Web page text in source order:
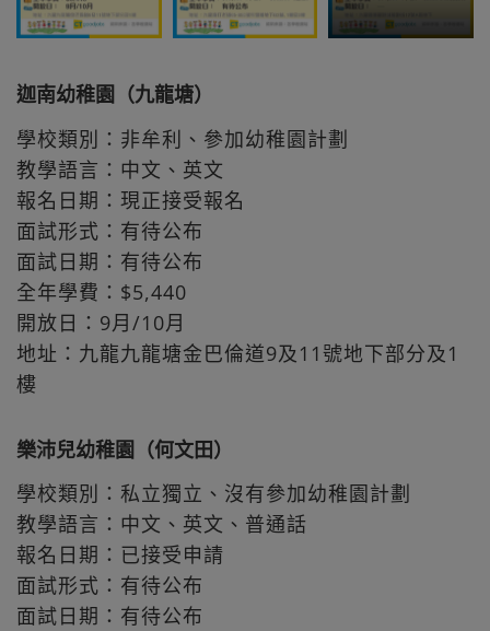
迦南幼稚園（九龍塘）
學校類別：非牟利、參加幼稚園計劃
教學語言：中文、英文
報名日期：現正接受報名
面試形式：有待公布
面試日期：有待公布
全年學費：$5,440
開放日：9月/10月
地址：九龍九龍塘金巴倫道9及11號地下部分及1
樓
樂沛兒幼稚園（何文田）
學校類別：私立獨立、沒有參加幼稚園計劃
教學語言：中文、英文、普通話
報名日期：已接受申請
面試形式：有待公布
面試日期：有待公布